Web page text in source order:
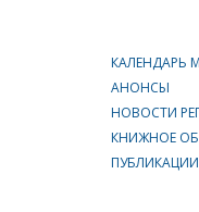
КАЛЕНДАРЬ
АНОНСЫ
НОВОСТИ
КНИЖНОЕ